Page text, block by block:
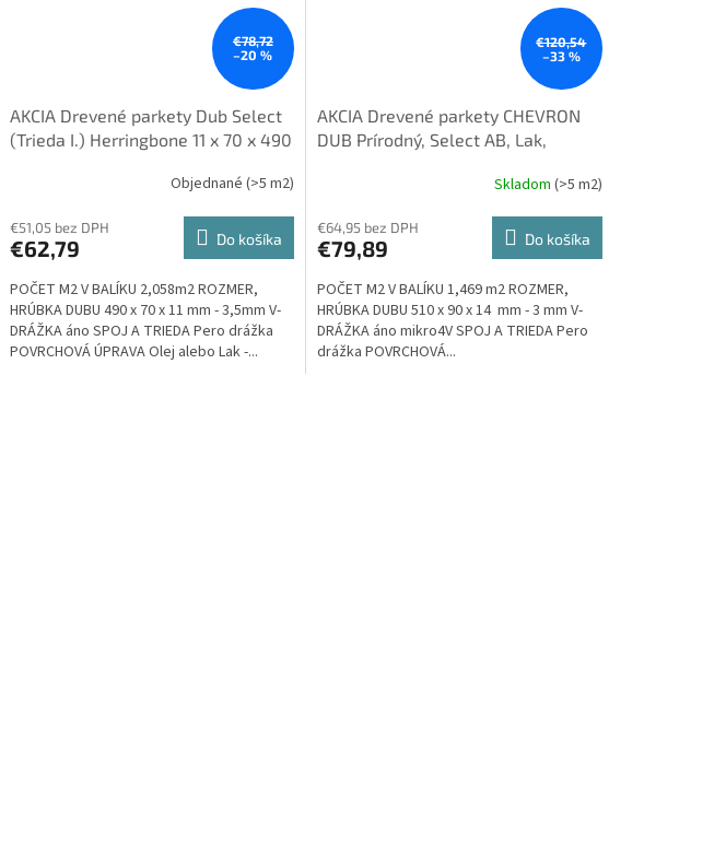
€78,72
–20 %
AKCIA Drevené parkety Dub Select
(Trieda I.) Herringbone 11 x 70 x 490
produktu
je
z
5
hviezdičiek.
Objednané (>5 m2)
€51,05 bez DPH
€62,79 Do košíka
POČET M2 V BALÍKU 2,058m2 ROZMER,
HRÚBKA DUBU 490 x 70 x 11 mm - 3,5mm V-
DRÁŽKA áno SPOJ A TRIEDA Pero drážka
POVRCHOVÁ ÚPRAVA Olej alebo Lak -...
€120,54
–33 %
AKCIA Drevené parkety CHEVRON
DUB Prírodný, Select AB, Lak,
14x90x510mm - chevron
produktu
je
z
5
hviezdičiek.
Skladom (>5 m2)
€64,95 bez DPH
€79,89 Do košíka
POČET M2 V BALÍKU 1,469 m2 ROZMER,
HRÚBKA DUBU 510 x 90 x 14 mm - 3 mm V-
DRÁŽKA áno mikro4V SPOJ A TRIEDA Pero
drážka POVRCHOVÁ...